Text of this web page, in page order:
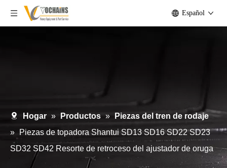
Español
Hogar » Productos »
Piezas del tren de rodaje
»
Piezas de topadora Shantui SD13 SD16 SD22 SD23
SD32 SD42 Resorte de retroceso del ajustador de oruga